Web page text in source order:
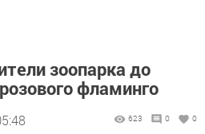
зоопарка до
фламинго
623 0 0